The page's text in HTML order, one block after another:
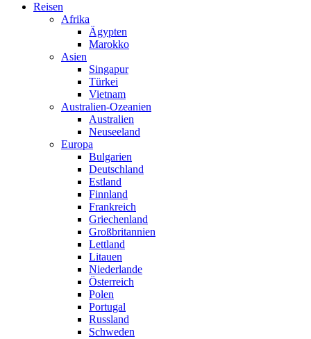
Reisen
Afrika
Ägypten
Marokko
Asien
Singapur
Türkei
Vietnam
Australien-Ozeanien
Australien
Neuseeland
Europa
Bulgarien
Deutschland
Estland
Finnland
Frankreich
Griechenland
Großbritannien
Lettland
Litauen
Niederlande
Österreich
Polen
Portugal
Russland
Schweden